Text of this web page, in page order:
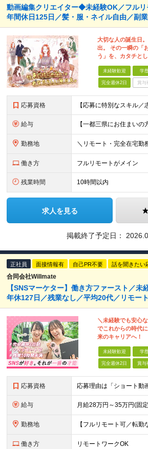
動画編集クリエイター◆未経験OK／フル
年間休日125日／髪・服・ネイル自由／副
大切な人の誕生日
出。 その一瞬の「
う」を、カタチと
未経験歓迎 学
完全週休2日 賞与
応募資格
給与
勤務地
働き方 フルリモートがメイン
残業時間 10時間以内
求人を見る
掲載終了予定日：
正社員 面接情報有 自己PR不要 話を聞きたい
合同会社Willmate
【SNSマーケター】働き方ファースト／未
年休127日／残業なし／平均20代／リモー
＼未経験でも安心
でこれからの時代
来のキャリアへ！
未経験歓迎 学
完全週休2日 賞与
応募資格
給与
勤務地
働き方 リモートワークOK